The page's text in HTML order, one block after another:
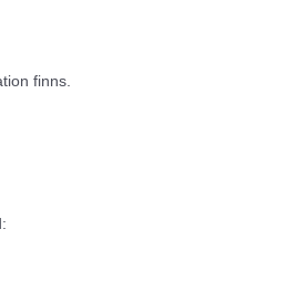
finns.